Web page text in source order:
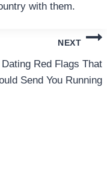
with them.
NEXT
Red Flags That
Send You Running